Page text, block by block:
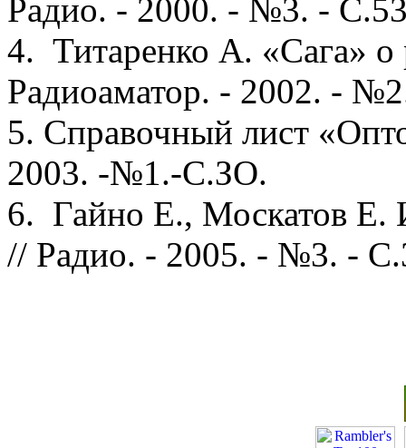
Радио. - 2000. - №3. -
4. Титаренко А. «Сага» о
Радиоаматор. - 2002. -
5. Справочный лист
2003. -№1.-С.ЗО.
6. Гайно Е., Москатов Е.
// Радио. - 2005. - №3. -